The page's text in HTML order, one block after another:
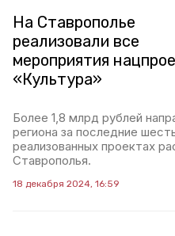
На Ставрополье
реализовали все
мероприятия
«Культура»
Более 1,8 млрд рублей
региона за последние
реализованных проектах
Ставрополья.
18 декабря 2024, 16:59